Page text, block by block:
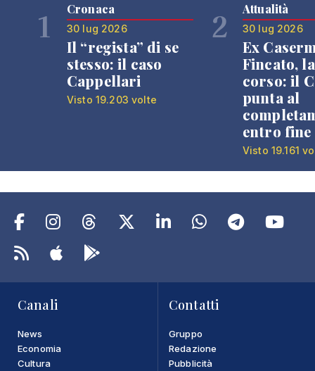
1 Cronaca
30 lug 2026
Il “regista” di se
stesso: il caso
Cappellari
Visto 19.203 volte
2 Attualità
30 lug 2026
Ex
Fincato,
corso: il
punta al
entro fine
Visto 19.161
Canali
News
Economia
Cultura
Contatti
Gruppo
Redazione
Pubblicità